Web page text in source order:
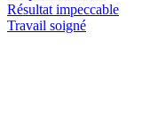
Résultat impeccable
Travail soigné